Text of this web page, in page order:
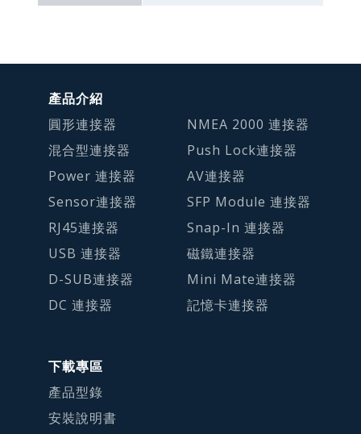
產品介紹
圓形連接器
混合型連接器
Power 連接器
Sensor連接器
RJ45連接器
USB 連接器
D-SUB連接器
DC 連接器
NMEA 2000 連接器
Push Lock連接器
AV連接器
SFP Module 連接器
Snap-In 連接器
磁鐵連接器
Mini Mate連接器
記憶卡連接器
下載專區
產品型錄
安裝說明書